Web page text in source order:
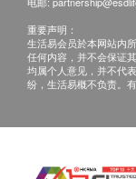
當顧客收取
有損毀情況
退換產品必
或過期退回
正本，並於
重要声明：
生活易会员於本网站内
任何内容，并不会保证
均属个人意见，并不代
纷，生活易概不负责。